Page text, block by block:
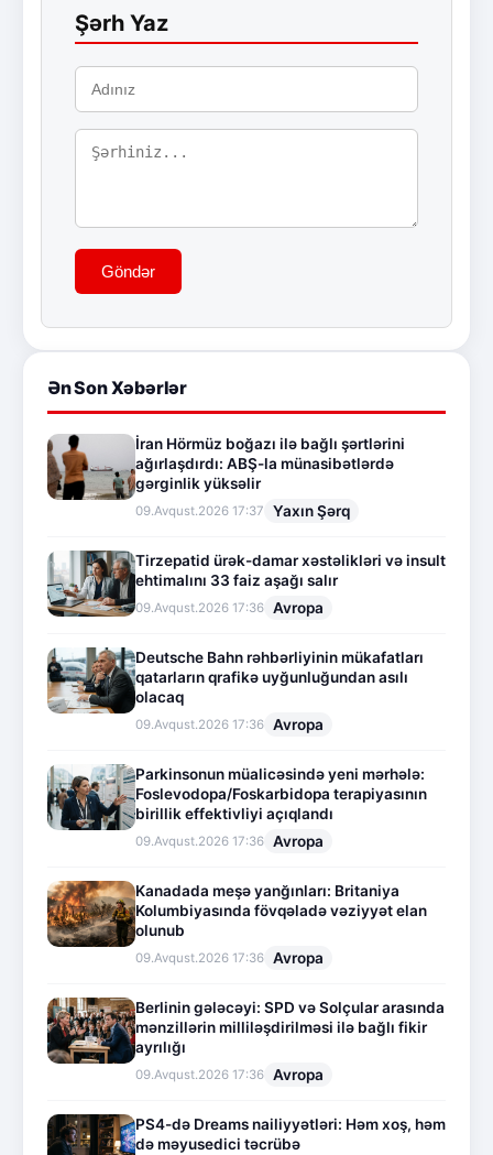
Şərh Yaz
Göndər
Ən Son Xəbərlər
İran Hörmüz boğazı ilə bağlı şərtlərini
ağırlaşdırdı: ABŞ-la münasibətlərdə
gərginlik yüksəlir
09.Avqust.2026 17:37 Yaxın Şərq
Tirzepatid ürək-damar xəstəlikləri və insult
ehtimalını 33 faiz aşağı salır
09.Avqust.2026 17:36 Avropa
Deutsche Bahn rəhbərliyinin mükafatları
qatarların qrafikə uyğunluğundan asılı
olacaq
09.Avqust.2026 17:36 Avropa
Parkinsonun müalicəsində yeni mərhələ:
Foslevodopa/Foskarbidopa terapiyasının
birillik effektivliyi açıqlandı
09.Avqust.2026 17:36 Avropa
Kanadada meşə yanğınları: Britaniya
Kolumbiyasında fövqəladə vəziyyət elan
olunub
09.Avqust.2026 17:36 Avropa
Berlinin gələcəyi: SPD və Solçular arasında
mənzillərin milliləşdirilməsi ilə bağlı fikir
ayrılığı
09.Avqust.2026 17:36 Avropa
PS4-də Dreams nailiyyətləri: Həm xoş, həm
də məyusedici təcrübə